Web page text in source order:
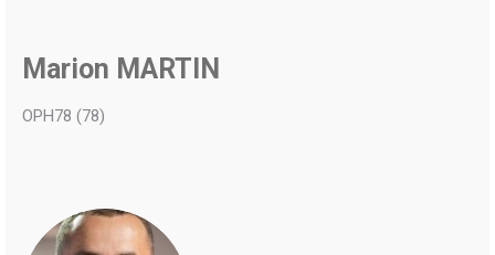
Marion MARTIN
OPH78 (78)